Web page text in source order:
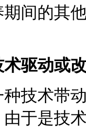
间的其
驱动或
技术带
于是技